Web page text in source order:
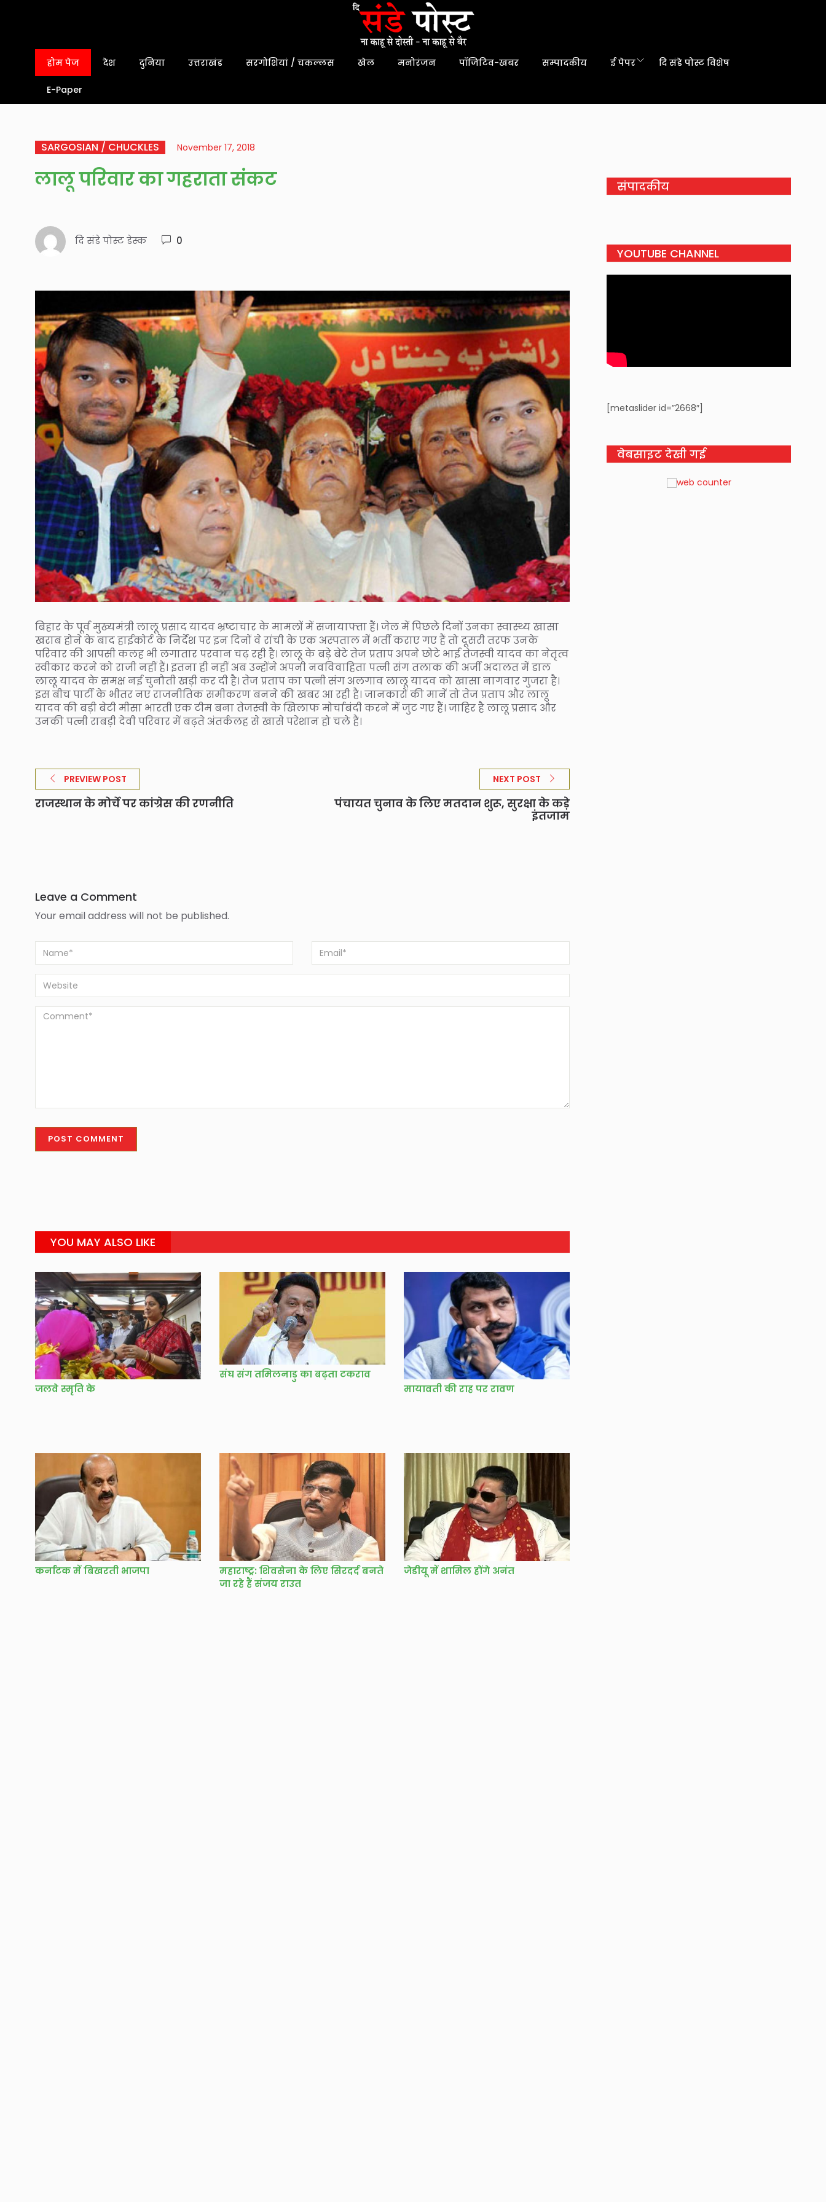
होम पेज देश दुनिया उत्तराखंड सरगोशियां / चकल्लस खेल मनोरंजन पॉजिटिव-खबर सम्पादकीय ई पेपर दि संडे पोस्ट विशेष
E-Paper
SARGOSIAN / CHUCKLES November 17, 2018
लालू परिवार का गहराता संकट
दि संडे पोस्ट डेस्क 0
बिहार के पूर्व मुख्यमंत्री लालू प्रसाद यादव भ्रष्टाचार के मामलों में सजायाफ्ता हैं। जेल में पिछले दिनों उनका स्वास्थ्य खासा
खराब होने के बाद हाईकोर्ट के निर्देश पर इन दिनों वे रांची के एक अस्पताल में भर्ती कराए गए हैं तो दूसरी तरफ उनके
परिवार की आपसी कलह भी लगातार परवान चढ़ रही है। लालू के बड़े बेटे तेज प्रताप अपने छोटे भाई तेजस्वी यादव का नेतृत्व
स्वीकार करने को राजी नहीं हैं। इतना ही नहीं अब उन्होंने अपनी नवविवाहिता पत्नी संग तलाक की अर्जी अदालत में डाल
लालू यादव के समक्ष नई चुनौती खड़ी कर दी है। तेज प्रताप का पत्नी संग अलगाव लालू यादव को खासा नागवार गुजरा है।
इस बीच पार्टी के भीतर नए राजनीतिक समीकरण बनने की खबर आ रही है। जानकारों की मानें तो तेज प्रताप और लालू
यादव की बड़ी बेटी मीसा भारती एक टीम बना तेजस्वी के खिलाफ मोर्चाबंदी करने में जुट गए हैं। जाहिर है लालू प्रसाद और
उनकी पत्नी राबड़ी देवी परिवार में बढ़ते अंतर्कलह से खासे परेशान हो चले हैं।
PREVIEW POST
राजस्थान के मोर्चे पर कांग्रेस की रणनीति
NEXT POST
पंचायत चुनाव के लिए मतदान शुरू, सुरक्षा के कड़े
इंतजाम
Leave a Comment
Your email address will not be published.
YOU MAY ALSO LIKE
जलवे स्मृति के
संघ संग तमिलनाडु का बढ़ता टकराव
मायावती की राह पर रावण
कर्नाटक में बिखरती भाजपा
महाराष्ट्र: शिवसेना के लिए सिरदर्द बनते
जा रहे हैं संजय राउत
जेडीयू में शामिल होंगे अनंत
संपादकीय
YOUTUBE CHANNEL
[metaslider id=”2668″]
वेबसाइट देखी गई